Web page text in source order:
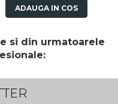
ADAUGA IN COS
si din urmatoarele